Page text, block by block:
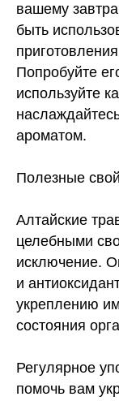
вашему
быть
Попробуйте
используйте
ароматом.
Полезные
Алтайские
целебными
исключение.
и
укреплению
состояния
Регулярное
помочь вам